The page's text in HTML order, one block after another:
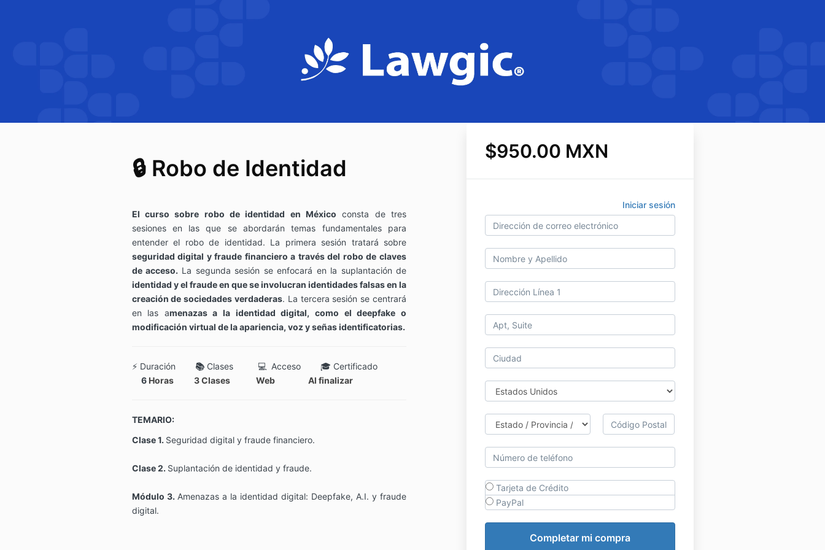
$950.00 MXN
Iniciar sesión
Tarjeta de Crédito
PayPal
🔒 Robo de Identidad
El curso sobre robo de identidad en México consta de tres
sesiones en las que se abordarán temas fundamentales para
entender el robo de identidad. La primera sesión tratará sobre
seguridad digital y fraude financiero a través del robo de claves
de acceso. La segunda sesión se enfocará en la suplantación de
identidad y el fraude en que se involucran identidades falsas en la
creación de sociedades verdaderas. La tercera sesión se centrará
en las amenazas a la identidad digital, como el deepfake o
modificación virtual de la apariencia, voz y señas identificatorias.
⚡ Duración 📚Clases 💻 Acceso 🎓 Certificado
6Horas 3 Clases Web Al finalizar
TEMARIO:
Clase 1. Seguridad digital y fraude financiero.
Clase 2. Suplantación de identidad y fraude.
Módulo 3. Amenazas a la identidad digital: Deepfake, A.I. y fraude
digital.